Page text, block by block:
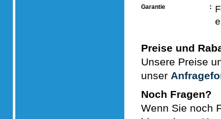
Garantie
Preise und
Unsere Preise
unser
Noch Fragen?
Wenn Sie noch